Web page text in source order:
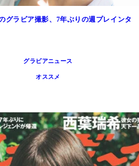
グラビア撮影、7年ぶりの週プレインタ
グラビアニュース
オススメ